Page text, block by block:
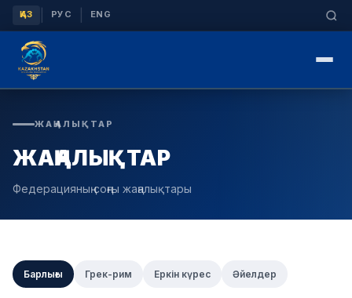
ҚАЗ РУС ENG
ЖАҢАЛЫҚТАР
ЖАҢАЛЫҚТАР
Федерацияның соңғы жаңалықтары
Барлығы Грек-рим Еркін күрес Әйелдер